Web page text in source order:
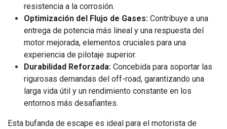
resistencia a la corrosión.
Optimización del Flujo de Gases: Contribuye a una
entrega de potencia más lineal y una respuesta del
motor mejorada, elementos cruciales para una
experiencia de pilotaje superior.
Durabilidad Reforzada: Concebida para soportar las
rigurosas demandas del off-road, garantizando una
larga vida útil y un rendimiento constante en los
entornos más desafiantes.
Esta bufanda de escape es ideal para el motorista de